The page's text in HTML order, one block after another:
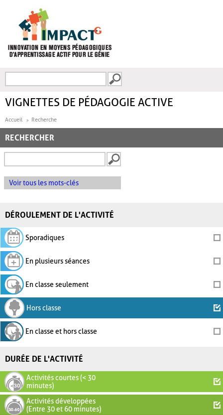
FORMULAIRE DE
VIGNETTES DE PÉDAGOGIE ACTIVE
Accueil Recherche
RECHERCHER
Voir tous les mots-clés
DÉROULEMENT DE L'ACTIVITÉ
Sporadiques
En plusieurs séances
En classe seulement
Hors classe
En classe et hors classe
DURÉE DE L'ACTIVITÉ
Activités courtes (< 30
minutes)
Activités développées
(Entre 30 et 60 minutes)